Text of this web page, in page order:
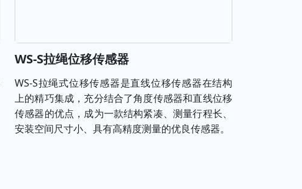
WS-S拉绳位移传感器
WS-S拉绳式位移传感器是直线位移传感器在结构
上的精巧集成，充分结合了角度传感器和直线位移
传感器的优点，成为一款结构紧凑、测量行程长、
安装空间尺寸小、具有高精度测量的优良传感器。